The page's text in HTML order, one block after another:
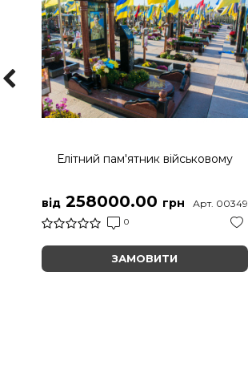
Елітний пам'ятник військовому
від 258000.00 грн
0
Арт. 00349
ЗАМОВИТИ